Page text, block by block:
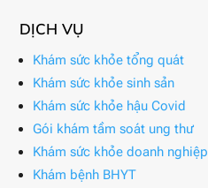
DỊCH VỤ
Khám sức khỏe tổng quát
Khám sức khỏe sinh sản
Khám sức khỏe hậu Covid
Gói khám tầm soát ung thư
Khám sức khỏe doanh nghiệp
Khám bệnh BHYT